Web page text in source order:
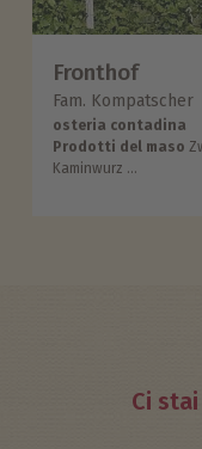
Fronthof
Fam. Kompatscher
osteria contadina
Prodotti del maso
Kaminwurz ...
Ci